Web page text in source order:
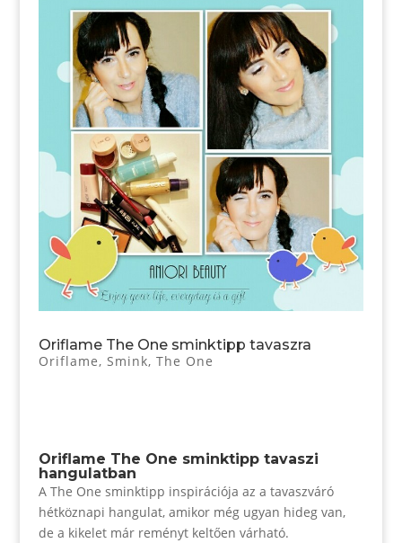
Oriflame The One sminktipp tavaszra
Oriflame, Smink, The One
Oriflame The One sminktipp tavaszi
hangulatban
A The One sminktipp inspirációja az a tavaszváró
hétköznapi hangulat, amikor még ugyan hideg van,
de a kikelet már reményt keltően várható.